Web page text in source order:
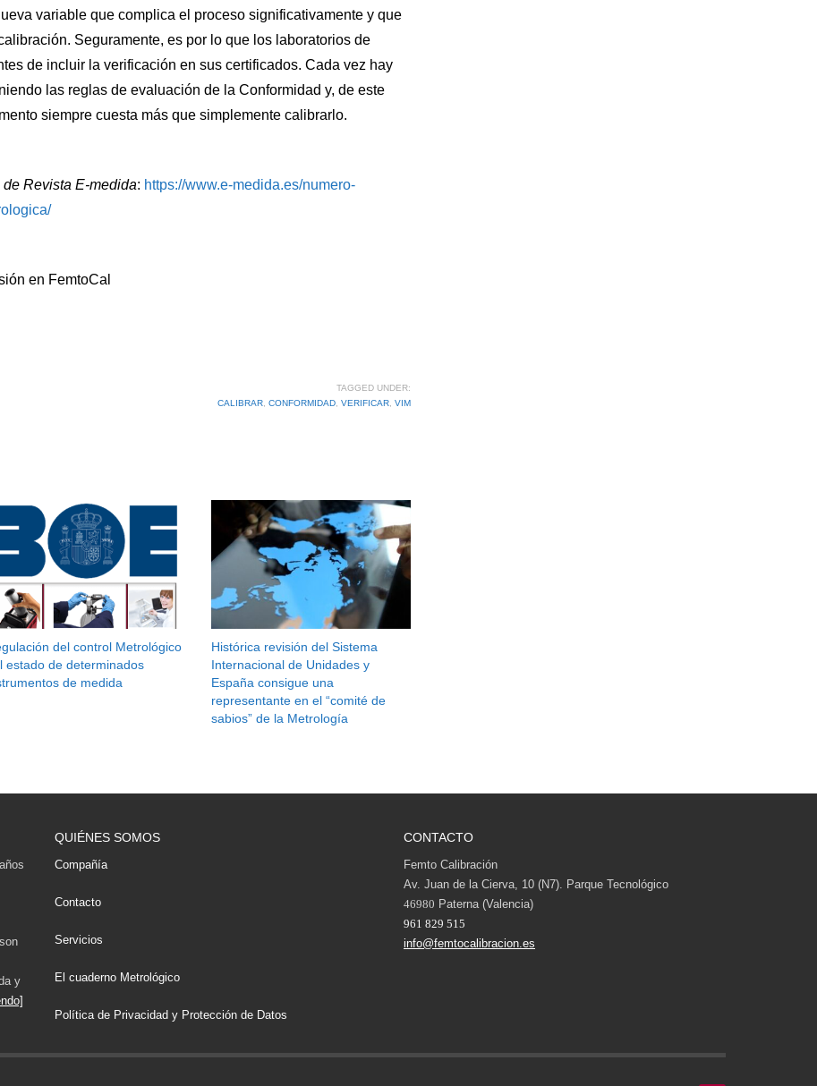
variable que complica el proceso significativamente y que
Seguramente, es por lo que los laboratorios de
de incluir la verificación en sus certificados. Cada vez hay
las reglas de evaluación de la Conformidad y, de este
siempre cuesta más que simplemente calibrarlo.
Revista E-medida: https://www.e-medida.es/numero-
en FemtoCal
TAGGED UNDER:
CALIBRAR, CONFORMIDAD, VERIFICAR, VIM
del control Metrológico
estado de determinados
de medida
Histórica revisión del Sistema
Internacional de Unidades y
España consigue una
representante en el “comité de
sabios” de la Metrología
y
QUIÉNES SOMOS
Compañía
Contacto
Servicios
El cuaderno Metrológico
Política de Privacidad y Protección de Datos
CONTACTO
Femto Calibración
Av. Juan de la Cierva, 10 (N7). Parque Tecnológico
46980 Paterna (Valencia)
961 829 515
info@femtocalibracion.es